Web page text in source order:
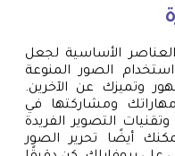
الأساسية لجعل
الصور المنوعة
وتميزك عن الآخرين.
ومشاركتها في
التصوير الفريدة
أيضًا تحرير الصور